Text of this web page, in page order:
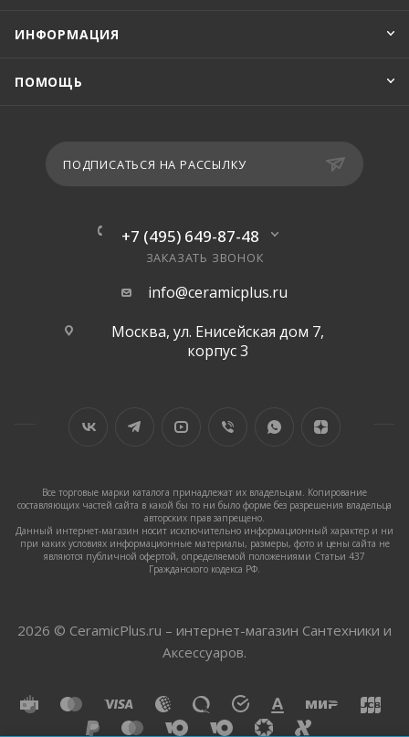
ИНФОРМАЦИЯ
ПОМОЩЬ
ПОДПИСАТЬСЯ НА РАССЫЛКУ
+7 (495) 649-87-48
ЗАКАЗАТЬ ЗВОНОК
info@ceramicplus.ru
Москва, ул. Енисейская дом 7,
корпус 3
Все торговые марки каталога принадлежат их владельцам. Копирование
составляющих частей сайта в какой бы то ни было форме без разрешения владельца
авторских прав запрещено.
Данный интернет-магазин носит исключительно информационный характер и ни
при каких условиях информационные материалы, размеры, фото и цены сайта не
являются публичной офертой, определяемой положениями Статьи 437
Гражданского кодекса РФ.
2026 © CeramicPlus.ru – интернет-магазин Сантехники и
Аксессуаров.